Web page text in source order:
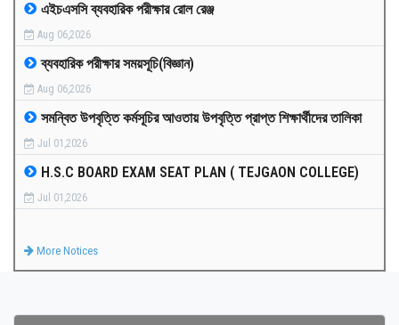
MEDIA
PAYMENT
CO-CURRICULUM
RESULTS
এইচএসসি ব্যবহারিক পরীক্ষার রোল রেঞ্জ
Aug 06,2026
ব্যবহারিক পরীক্ষার সময়সূচি(বিজ্ঞান)
Aug 06,2026
সমন্বিত উপবৃত্তি কর্মসূচির আওতায় উপবৃত্তি প্রাপ্ত শিক্ষার্থীদের তালিকা
Jul 01,2026
H.S.C BOARD EXAM SEAT PLAN ( TEJGAON COLLEGE)
Jul 01,2026
More Notices